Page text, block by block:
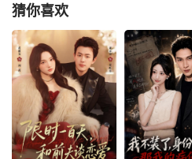
猜你喜欢